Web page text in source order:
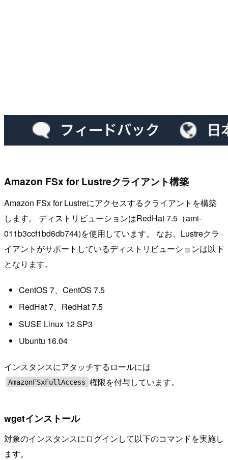
Amazon FSx for Lustreクライアント構築
Amazon FSx for Lustreにアクセスするクライアントを構築
します。 ディストリビューションはRedHat 7.5（ami-
011b3ccf1bd6db744)を使用しています。 なお、Lustreクラ
イアントがサポートしているディストリビューションは以下
となります。
CentOS 7、CentOS 7.5
RedHat 7、RedHat 7.5
SUSE Linux 12 SP3
Ubuntu 16.04
インスタンスにアタッチするロールには
AmazonFSxFullAccess 権限を付与しています。
wgetインストール
対象のインスタンスにログインして以下のコマンドを実施し
ます。